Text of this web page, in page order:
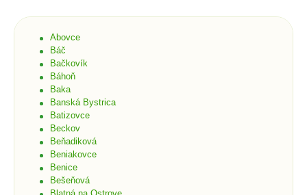
Abovce
Báč
Bačkovík
Báhoň
Baka
Banská Bystrica
Batizovce
Beckov
Beňadiková
Beniakovce
Benice
Bešeňová